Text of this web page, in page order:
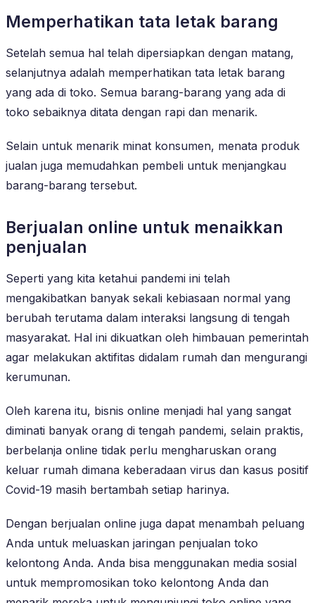
Memperhatikan tata letak barang
Setelah semua hal telah dipersiapkan dengan matang,
selanjutnya adalah memperhatikan tata letak barang
yang ada di toko. Semua barang-barang yang ada di
toko sebaiknya ditata dengan rapi dan menarik.
Selain untuk menarik minat konsumen, menata produk
jualan juga memudahkan pembeli untuk menjangkau
barang-barang tersebut.
Berjualan online untuk menaikkan
penjualan
Seperti yang kita ketahui pandemi ini telah
mengakibatkan banyak sekali kebiasaan normal yang
berubah terutama dalam interaksi langsung di tengah
masyarakat. Hal ini dikuatkan oleh himbauan pemerintah
agar melakukan aktifitas didalam rumah dan mengurangi
kerumunan.
Oleh karena itu, bisnis online menjadi hal yang sangat
diminati banyak orang di tengah pandemi, selain praktis,
berbelanja online tidak perlu mengharuskan orang
keluar rumah dimana keberadaan virus dan kasus positif
Covid-19 masih bertambah setiap harinya.
Dengan berjualan online juga dapat menambah peluang
Anda untuk meluaskan jaringan penjualan toko
kelontong Anda. Anda bisa menggunakan media sosial
untuk mempromosikan toko kelontong Anda dan